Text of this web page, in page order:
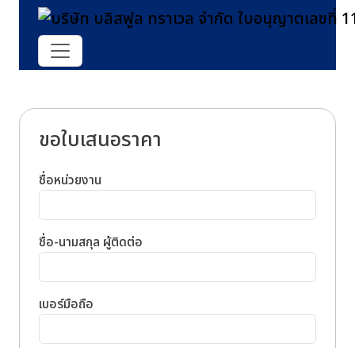
ขอใบเสนอราคา
ชื่อหน่วยงาน
ชื่อ-นามสกุล ผู้ติดต่อ
เบอร์มือถือ